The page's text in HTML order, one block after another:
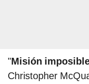
"Misión
Christopher